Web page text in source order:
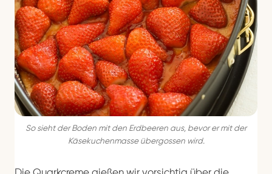
So sieht der Boden mit den Erdbeeren aus, bevor er mit der
Käsekuchenmasse übergossen wird.